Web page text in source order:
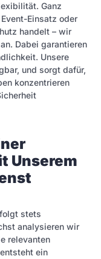
Ganz
Einsatz oder
handelt – wir
Dabei garantieren
Unsere
und sorgt dafür,
konzentrieren
Unserem
stets
analysieren wir
relevanten
ein